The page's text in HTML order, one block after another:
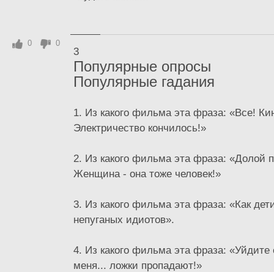
3
Популярные опросы
Популярные гадания
1. Из какого фильма эта фраза: «Все!
Электричество кончилось!»
2. Из какого фильма эта фраза: «Долой
Женщина - она тоже человек!»
3. Из какого фильма эта фраза: «Как
непуганых идиотов».
4. Из какого фильма эта фраза:
меня... ложки пропадают!»
0 0